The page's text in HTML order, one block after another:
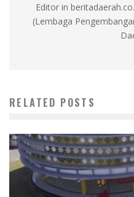
Editor in
(Lembaga
RELATED POSTS